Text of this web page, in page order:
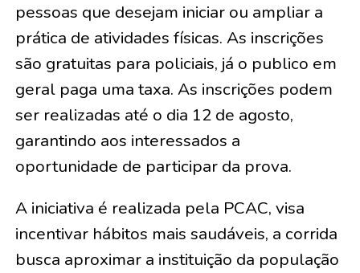
pessoas que desejam iniciar ou ampliar a
prática de atividades físicas. As inscrições
são gratuitas para policiais, já o publico em
geral paga uma taxa. As inscrições podem
ser realizadas até o dia 12 de agosto,
garantindo aos interessados a
oportunidade de participar da prova.
A iniciativa é realizada pela PCAC, visa
incentivar hábitos mais saudáveis, a corrida
busca aproximar a instituição da população